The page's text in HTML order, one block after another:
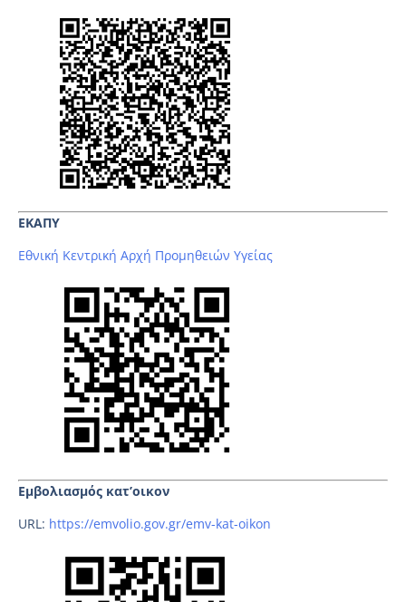
ΕΚΑΠΥ
Εθνική Κεντρική Αρχή Προμηθειών Υγείας
Εμβολιασμός κατ’οικον
URL: https://emvolio.gov.gr/emv-kat-oikon